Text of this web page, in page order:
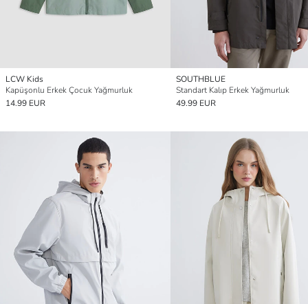
LCW Kids
Kapüşonlu Erkek Çocuk Yağmurluk
14.99 EUR
SOUTHBLUE
Standart Kalıp Erkek Yağmurluk
49.99 EUR